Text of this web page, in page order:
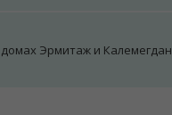
Эрмитаж и Калемегдан